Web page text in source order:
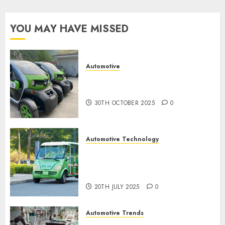
NOVEMBER
YOU MAY HAVE MISSED
Automotive
30TH OCTOBER 2025 0
Automotive Technology
20TH JULY 2025 0
Automotive Trends